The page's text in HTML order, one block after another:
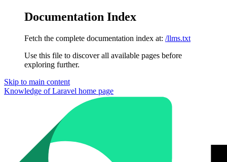
Documentation Index
Fetch the complete documentation index at: /llms.txt
Use this file to discover all available pages before
exploring further.
Skip to main content
Knowledge of Laravel home page